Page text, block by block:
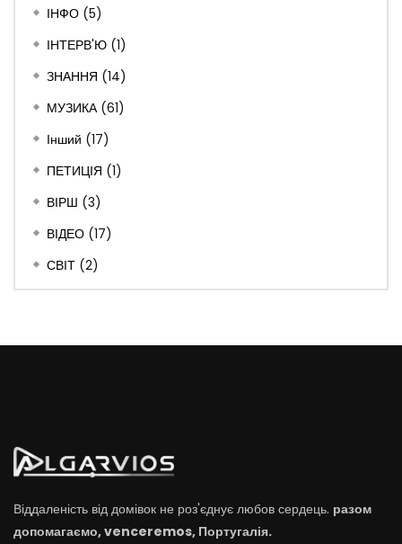
ІНФО (5)
ІНТЕРВ'Ю (1)
ЗНАННЯ (14)
МУЗИКА(61)
Інший (17)
ПЕТИЦІЯ (1)
ВІРШ (3)
ВІДЕО (17)
СВІТ (2)
Віддаленість від домівок не роз'єднує любов сердець. разом
допомагаємо, venceremos, Португалія.